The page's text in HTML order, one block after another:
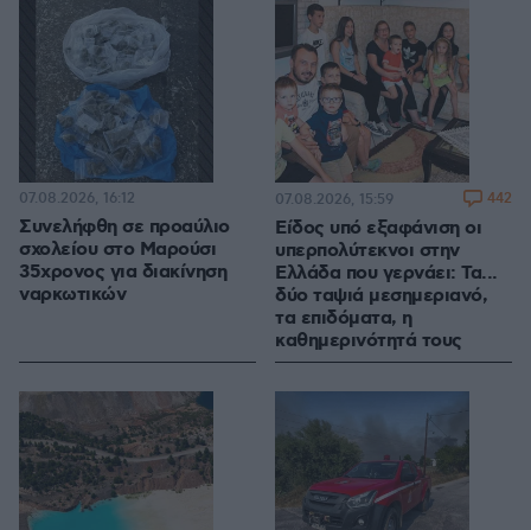
Συνελήφθη σε προαύλιο
σχολείου στο Μαρούσι
35χρονος για διακίνηση
ναρκωτικών
07.08.2026, 16:12
Είδος υπό εξαφάνιση οι
υπερπολύτεκνοι στην
Ελλάδα που γερνάει: Τα...
δύο ταψιά μεσημεριανό,
τα επιδόματα, η
καθημερινότητά τους
07.08.2026, 15:59 442